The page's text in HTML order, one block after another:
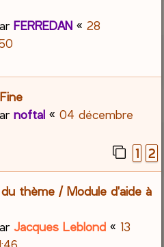
FERREDAN «28
noftal «04 décembre
1 2
thème / Module d'aide à
Jacques Leblond « 13